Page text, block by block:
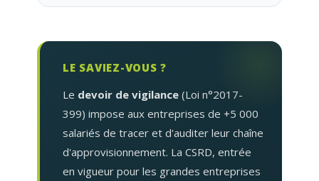
LE SAVIEZ-VOUS ?
Le devoir de vigilance (Loi n°2017-
399) impose aux entreprises de +5 000
salariés de tracer et d'auditer leur chaîne
d'approvisionnement. La CSRD, entrée
en vigueur pour les grandes entreprises